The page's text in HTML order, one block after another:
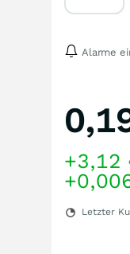
Alarme
+3,12
Letzter